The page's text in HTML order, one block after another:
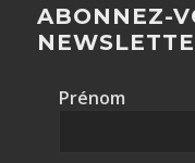
ABONNEZ-
Prénom